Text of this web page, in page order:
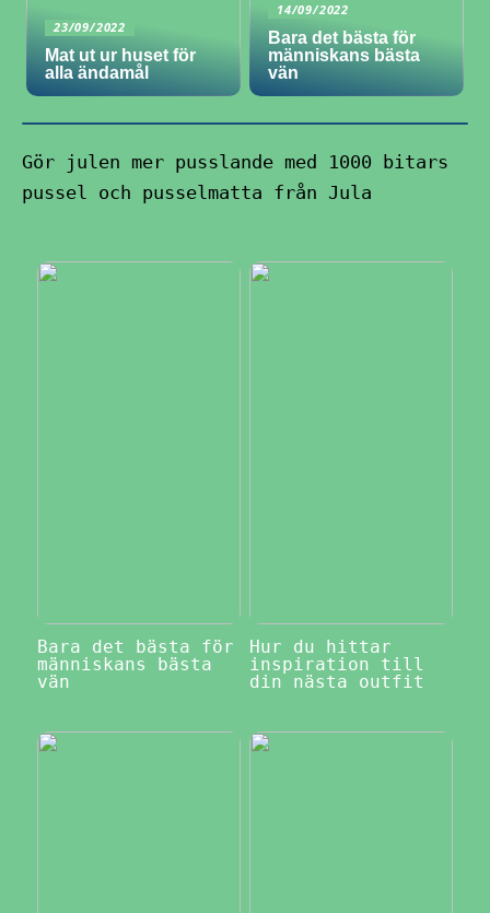
23/09/2022
Mat ut ur huset för
alla ändamål
14/09/2022
Bara det bästa för
människans bästa
vän
Gör julen mer pusslande med 1000 bitars
pussel och pusselmatta från Jula
Bara det bästa för
människans bästa
vän
Hur du hittar
inspiration till
din nästa outfit